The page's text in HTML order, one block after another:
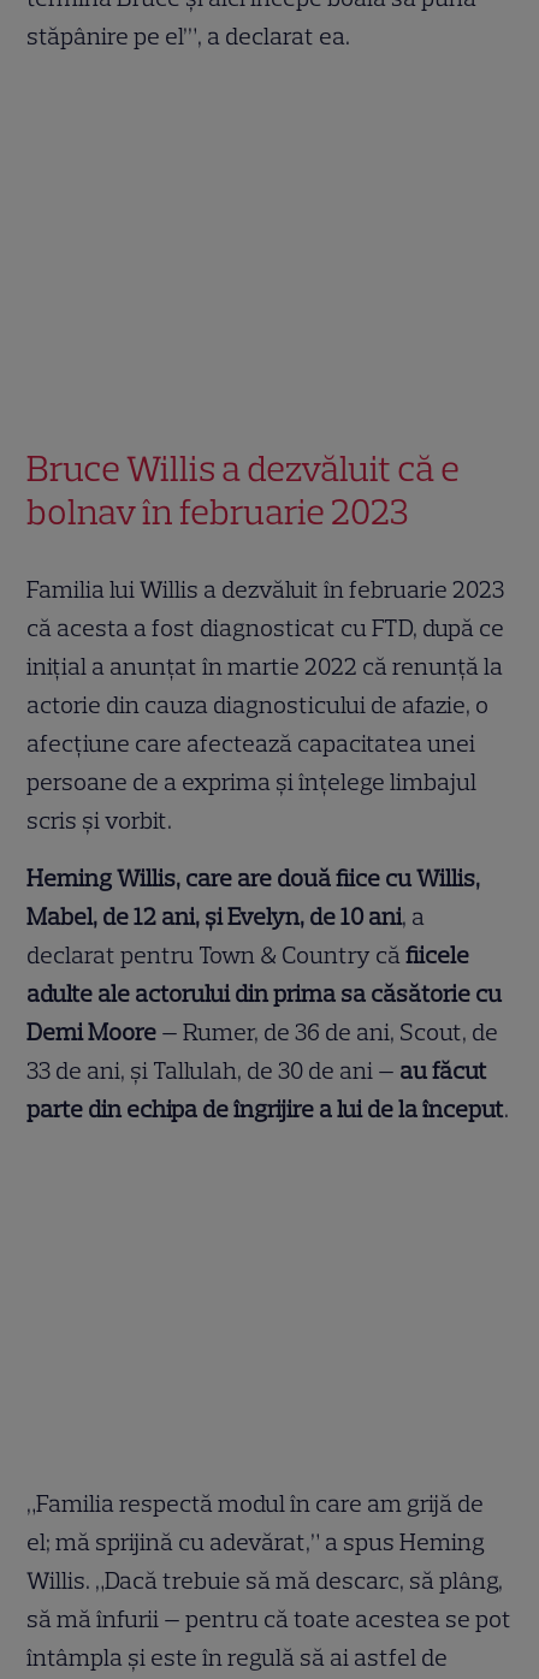
stăpânire pe el’”, a declarat ea.
Bruce Willis a dezvăluit că e
bolnav în februarie 2023
Familia lui Willis a dezvăluit în februarie 2023
că acesta a fost diagnosticat cu FTD, după ce
inițial a anunțat în martie 2022 că renunță la
actorie din cauza diagnosticului de afazie, o
afecțiune care afectează capacitatea unei
persoane de a exprima și înțelege limbajul
scris și vorbit.
Heming Willis, care are două fiice cu Willis,
Mabel, de 12 ani, și Evelyn, de 10 ani, a
declarat pentru Town & Country căfiicele
adulte ale actorului din prima sa căsătorie cu
Demi Moore — Rumer, de 36 de ani, Scout, de
33 de ani, și Tallulah, de 30 de ani — au făcut
parte din echipa de îngrijire a lui de la început.
„Familia respectă modul în care am grijă de
el; mă sprijină cu adevărat,” a spus Heming
Willis. „Dacă trebuie să mă descarc, să plâng,
să mă înfurii — pentru că toate acestea se pot
întâmpla și este în regulă să ai astfel de